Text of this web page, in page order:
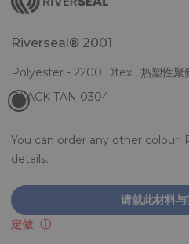
Riverseal® 2001
Polyester - 2200 Dtex , 热塑性聚
You can order any other colour.
details.
请就此材料
定做